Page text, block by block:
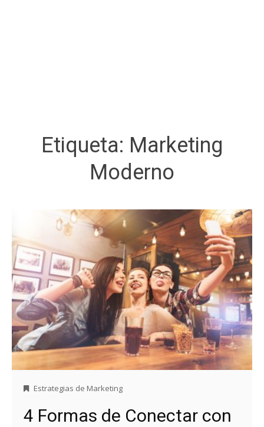
Etiqueta: Marketing
Moderno
Estrategias de Marketing
4 Formas de Conectar con